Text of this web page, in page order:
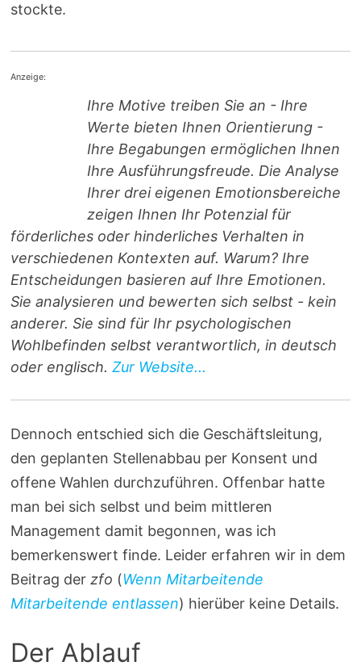
stockte.
Anzeige:
Ihre Motive treiben Sie an - Ihre
Werte bieten Ihnen Orientierung -
Ihre Begabungen ermöglichen Ihnen
Ihre Ausführungsfreude. Die Analyse
Ihrer drei eigenen Emotionsbereiche
zeigen Ihnen Ihr Potenzial für
förderliches oder hinderliches Verhalten in
verschiedenen Kontexten auf. Warum? Ihre
Entscheidungen basieren auf Ihre Emotionen.
Sie analysieren und bewerten sich selbst - kein
anderer. Sie sind für Ihr psychologischen
Wohlbefinden selbst verantwortlich, in deutsch
oder englisch.Zur Website...
Dennoch entschied sich die Geschäftsleitung,
den geplanten Stellenabbau per Konsent und
offene Wahlen durchzuführen. Offenbar hatte
man bei sich selbst und beim mittleren
Management damit begonnen, was ich
bemerkenswert finde. Leider erfahren wir in dem
Beitrag derzfo (Wenn Mitarbeitende
Mitarbeitende entlassen) hierüber keine Details.
Der Ablauf